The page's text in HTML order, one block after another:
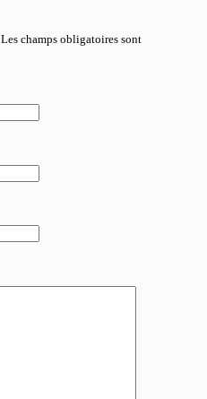
Les champs obligatoires sont